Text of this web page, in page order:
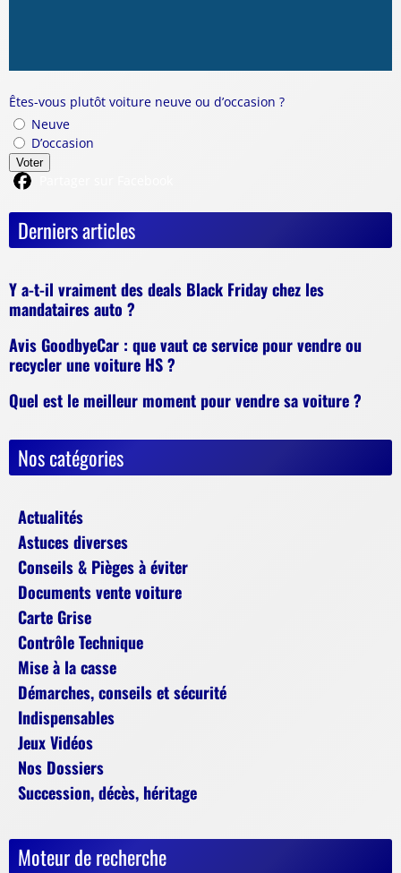
Êtes-vous plutôt voiture neuve ou d’occasion ?
Neuve
D’occasion
Voter
Derniers articles
Y a-t-il vraiment des deals Black Friday chez les
mandataires auto ?
Avis GoodbyeCar : que vaut ce service pour vendre ou
recycler une voiture HS ?
Quel est le meilleur moment pour vendre sa voiture ?
Nos catégories
Actualités
Astuces diverses
Conseils & Pièges à éviter
Documents vente voiture
Carte Grise
Contrôle Technique
Mise à la casse
Démarches, conseils et sécurité
Indispensables
Jeux Vidéos
Nos Dossiers
Succession, décès, héritage
Moteur de recherche